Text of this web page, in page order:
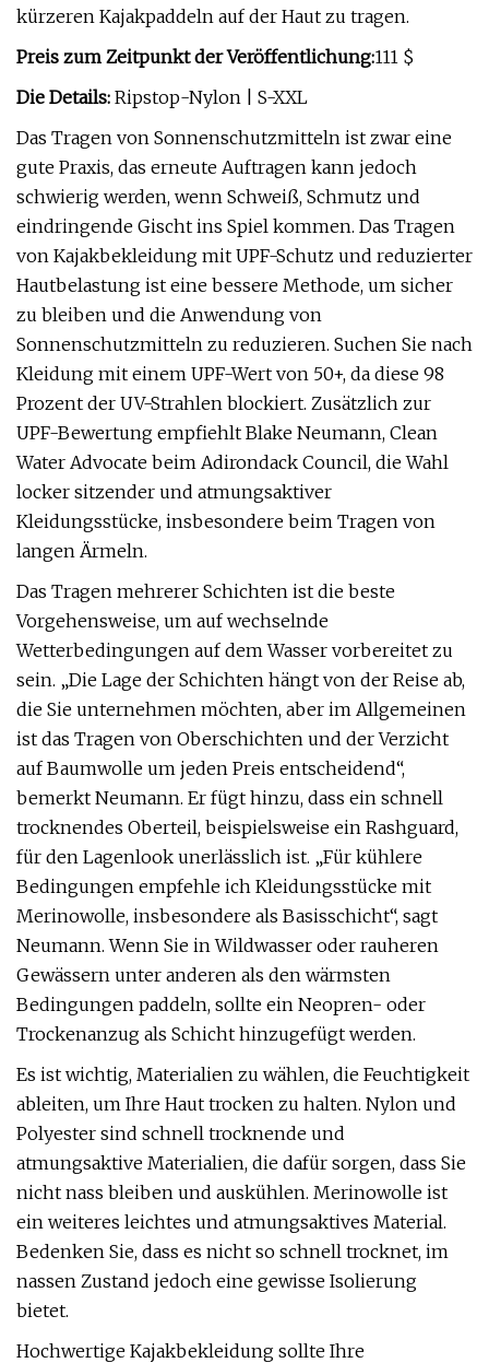
kürzeren Kajakpaddeln auf der Haut zu tragen.
Preis zum Zeitpunkt der Veröffentlichung:111 $
Die Details: Ripstop-Nylon | S-XXL
Das Tragen von Sonnenschutzmitteln ist zwar eine
gute Praxis, das erneute Auftragen kann jedoch
schwierig werden, wenn Schweiß, Schmutz und
eindringende Gischt ins Spiel kommen. Das Tragen
von Kajakbekleidung mit UPF-Schutz und reduzierter
Hautbelastung ist eine bessere Methode, um sicher
zu bleiben und die Anwendung von
Sonnenschutzmitteln zu reduzieren. Suchen Sie nach
Kleidung mit einem UPF-Wert von 50+, da diese 98
Prozent der UV-Strahlen blockiert. Zusätzlich zur
UPF-Bewertung empfiehlt Blake Neumann, Clean
Water Advocate beim Adirondack Council, die Wahl
locker sitzender und atmungsaktiver
Kleidungsstücke, insbesondere beim Tragen von
langen Ärmeln.
Das Tragen mehrerer Schichten ist die beste
Vorgehensweise, um auf wechselnde
Wetterbedingungen auf dem Wasser vorbereitet zu
sein. „Die Lage der Schichten hängt von der Reise ab,
die Sie unternehmen möchten, aber im Allgemeinen
ist das Tragen von Oberschichten und der Verzicht
auf Baumwolle um jeden Preis entscheidend“,
bemerkt Neumann. Er fügt hinzu, dass ein schnell
trocknendes Oberteil, beispielsweise ein Rashguard,
für den Lagenlook unerlässlich ist. „Für kühlere
Bedingungen empfehle ich Kleidungsstücke mit
Merinowolle, insbesondere als Basisschicht“, sagt
Neumann. Wenn Sie in Wildwasser oder rauheren
Gewässern unter anderen als den wärmsten
Bedingungen paddeln, sollte ein Neopren- oder
Trockenanzug als Schicht hinzugefügt werden.
Es ist wichtig, Materialien zu wählen, die Feuchtigkeit
ableiten, um Ihre Haut trocken zu halten. Nylon und
Polyester sind schnell trocknende und
atmungsaktive Materialien, die dafür sorgen, dass Sie
nicht nass bleiben und auskühlen. Merinowolle ist
ein weiteres leichtes und atmungsaktives Material.
Bedenken Sie, dass es nicht so schnell trocknet, im
nassen Zustand jedoch eine gewisse Isolierung
bietet.
Hochwertige Kajakbekleidung sollte Ihre